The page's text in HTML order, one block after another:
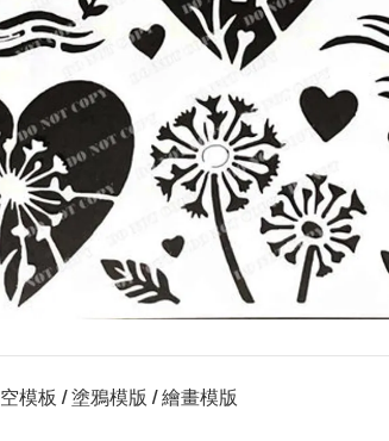
模板 / 塗鴉模版 / 繪畫模版